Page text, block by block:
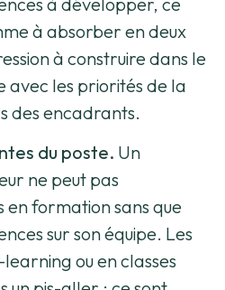
à absorber en deux
à construire dans le
avec les priorités de la
des encadrants.
du poste. Un
ne peut pas
en formation sans que
sur son équipe. Les
ou en classes